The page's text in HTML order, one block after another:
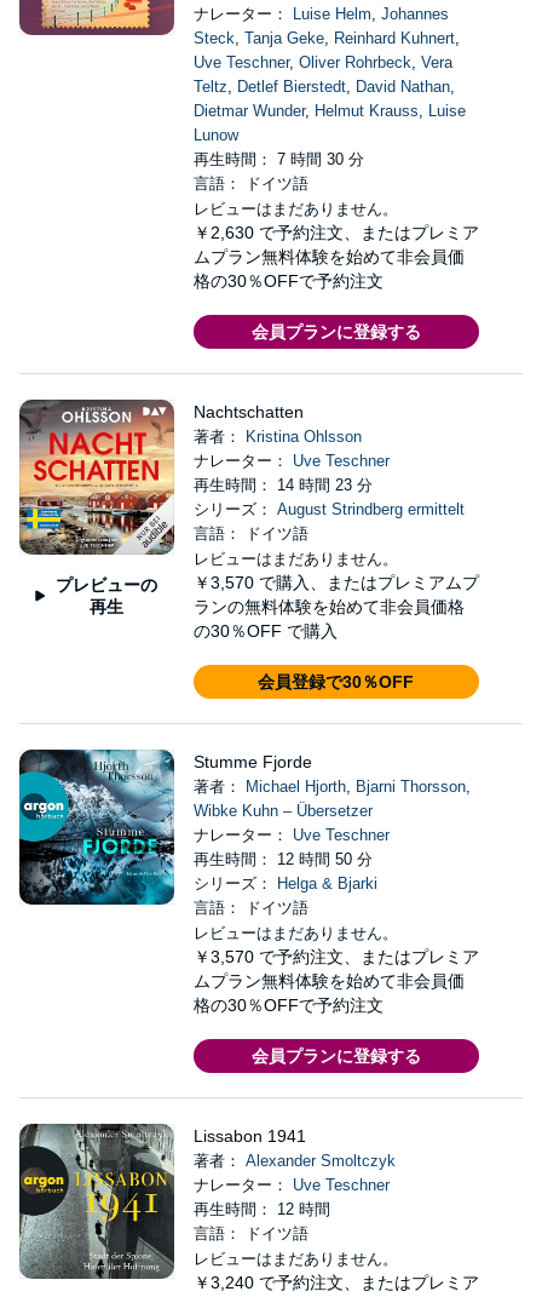
ナレーター：
Luise Helm, Johannes
Steck, Tanja Geke, Reinhard Kuhnert,
Uve Teschner, Oliver Rohrbeck, Vera
Teltz, Detlef Bierstedt, David Nathan,
Dietmar Wunder, Helmut Krauss, Luise
Lunow
再生時間： 7 時間 30 分
言語： ドイツ語
レビューはまだありません。
￥2,630 で予約注文、またはプレミア
ムプラン無料体験を始めて非会員価
格の30％OFFで予約注文
会員プランに登録する
プレビューの
再生
Nachtschatten
著者：
Kristina Ohlsson
ナレーター： Uve Teschner
再生時間： 14 時間 23 分
シリーズ： August Strindberg ermittelt
言語： ドイツ語
レビューはまだありません。
￥3,570 で購入、またはプレミアムプ
ランの無料体験を始めて非会員価格
の30％OFF で購入
会員登録で30％OFF
Stumme Fjorde
著者： Michael Hjorth, Bjarni Thorsson,
Wibke Kuhn – Übersetzer
ナレーター： Uve Teschner
再生時間： 12 時間 50 分
シリーズ：
Helga & Bjarki
言語： ドイツ語
レビューはまだありません。
￥3,570 で予約注文、またはプレミア
ムプラン無料体験を始めて非会員価
格の30％OFFで予約注文
会員プランに登録する
Lissabon 1941
著者： Alexander Smoltczyk
ナレーター： Uve Teschner
再生時間： 12 時間
言語： ドイツ語
レビューはまだありません。
￥3,240 で予約注文、またはプレミア